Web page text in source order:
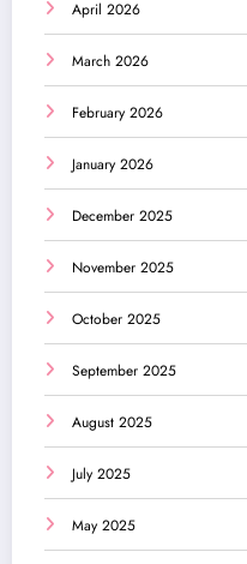
April 2026
March 2026
February 2026
January 2026
December 2025
November 2025
October 2025
September 2025
August 2025
July 2025
May 2025